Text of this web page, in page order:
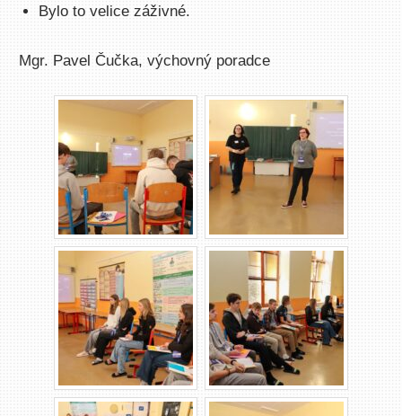
Bylo to velice záživné.
Mgr. Pavel Čučka, výchovný poradce